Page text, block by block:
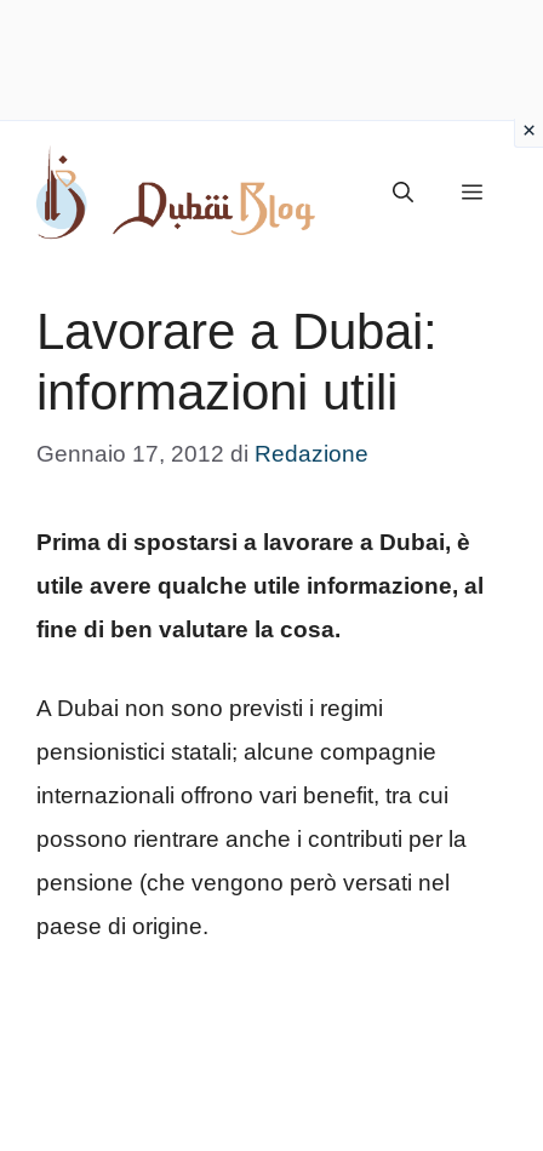
contenuto
Menu
Lavorare a Dubai:
informazioni utili
Gennaio 17, 2012 di Redazione
Prima di spostarsi a lavorare a Dubai, è
utile avere qualche utile informazione, al
fine di ben valutare la cosa.
A Dubai non sono previsti i regimi
pensionistici statali; alcune compagnie
internazionali offrono vari benefit, tra cui
possono rientrare anche i contributi per la
pensione (che vengono però versati nel
paese di origine.